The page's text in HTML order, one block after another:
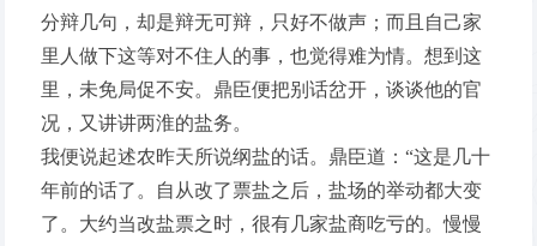
分辩几句，却是辩无可辩，只好不做声；而且自己家
里人做下这等对不住人的事，也觉得难为情。想到这
里，未免局促不安。鼎臣便把别话岔开，谈谈他的官
况，又讲讲两淮的盐务。
我便说起述农昨天所说纲盐的话。鼎臣道：“这是几十
年前的话了。自从改了票盐之后，盐场的举动都大变
了。大约当改盐票之时，很有几家盐商吃亏的。慢慢